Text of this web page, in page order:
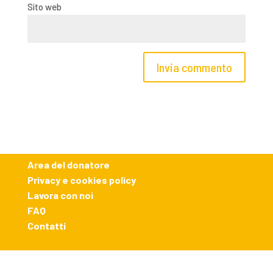
Sito web
Area del donatore
Privacy e cookies policy
Lavora con noi
FAQ
Contatti